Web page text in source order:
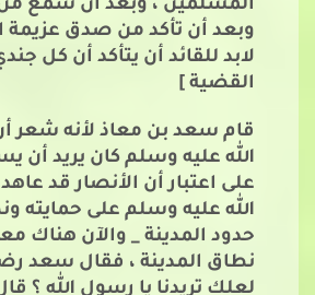
المسلمين ، وبعد أن سمع من
وبعد أن تأكد من صدق عزيمة
لابد للقائد أن يتأكد أن كل
القضية ]
قام سعد بن معاذ لأنه شعر
الله عليه وسلم كان يريد أن
على اعتبار أن الأنصار قد
الله عليه وسلم على حمايته
حدود المدينة _ والآن هناك
نطاق المدينة ، فقال سعد
لعلك تريدنا يا رسول الله ؟